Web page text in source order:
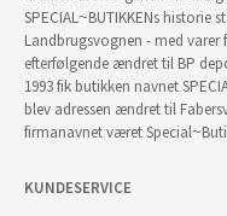
SPECIAL~BUTIKKENs historie
Landbrugsvognen - med
efterfølgende ændret til BP
1993 fik butikken navnet
blev adressen ændret til
firmanavnet været
KUNDESERVICE